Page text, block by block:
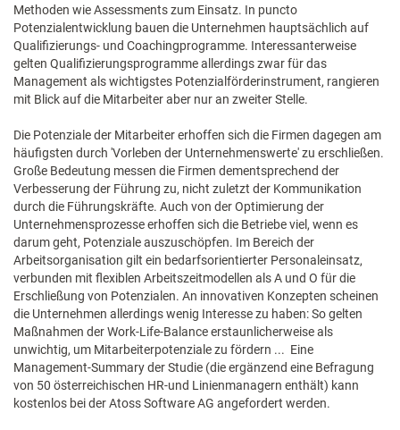
Methoden wie Assessments zum Einsatz. In puncto
Potenzialentwicklung bauen die Unternehmen hauptsächlich auf
Qualifizierungs- und Coachingprogramme. Interessanterweise
gelten Qualifizierungsprogramme allerdings zwar für das
Management als wichtigstes Potenzialförderinstrument, rangieren
mit Blick auf die Mitarbeiter aber nur an zweiter Stelle.
Die Potenziale der Mitarbeiter erhoffen sich die Firmen dagegen am
häufigsten durch 'Vorleben der Unternehmenswerte' zu erschließen.
Große Bedeutung messen die Firmen dementsprechend der
Verbesserung der Führung zu, nicht zuletzt der Kommunikation
durch die Führungskräfte. Auch von der Optimierung der
Unternehmensprozesse erhoffen sich die Betriebe viel, wenn es
darum geht, Potenziale auszuschöpfen. Im Bereich der
Arbeitsorganisation gilt ein bedarfsorientierter Personaleinsatz,
verbunden mit flexiblen Arbeitszeitmodellen als A und O für die
Erschließung von Potenzialen. An innovativen Konzepten scheinen
die Unternehmen allerdings wenig Interesse zu haben: So gelten
Maßnahmen der Work-Life-Balance erstaunlicherweise als
unwichtig, um Mitarbeiterpotenziale zu fördern ... Eine
Management-Summary der Studie (die ergänzend eine Befragung
von 50 österreichischen HR-und Linienmanagern enthält) kann
kostenlos bei der Atoss Software AG angefordert werden.